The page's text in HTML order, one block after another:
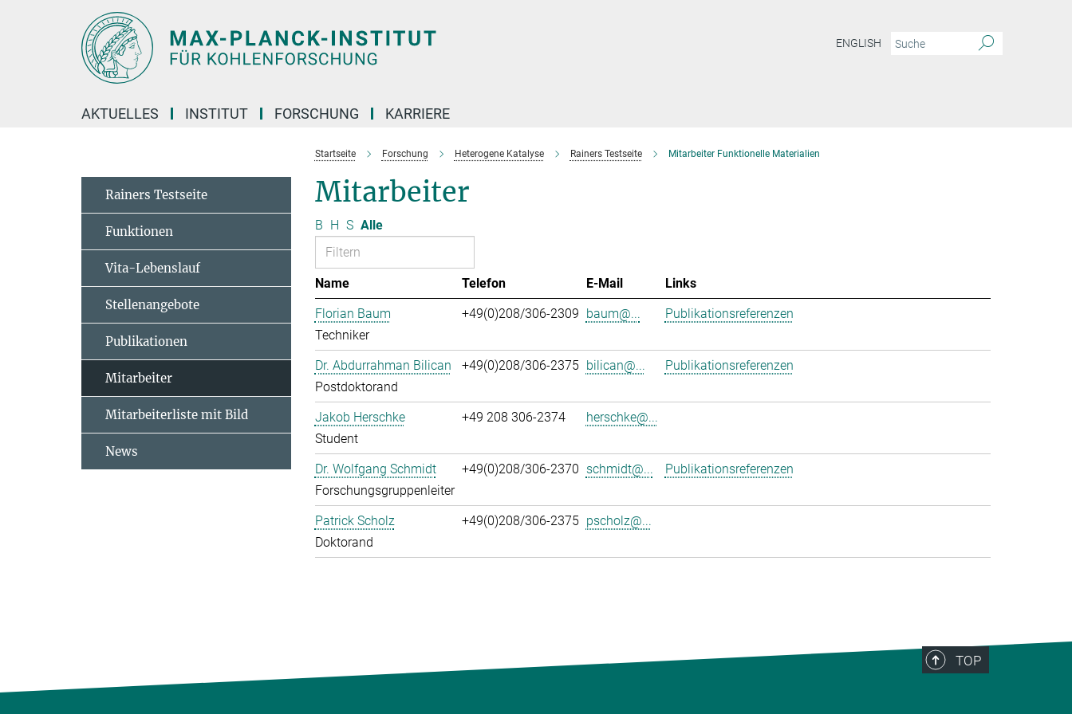
ENGLISH
AKTUELLES INSTITUT FORSCHUNG KARRIERE
Startseite Forschung Heterogene Katalyse Rainers Testseite Mitarbeiter Funktionelle Materialien
Mitarbeiter
B H S Alle
Name Telefon E-Mail
Links
Florian Baum
Techniker
+49(0)208/306-2309 baum@... Publikationsreferenzen
Dr. Abdurrahman Bilican
Postdoktorand
+49(0)208/306-2375 bilican@... Publikationsreferenzen
Jakob Herschke
Student
+49 208 306-2374 herschke@...
Dr. Wolfgang Schmidt
Forschungsgruppenleiter
+49(0)208/306-2370 schmidt@... Publikationsreferenzen
Patrick Scholz
Doktorand
+49(0)208/306-2375 pscholz@...
Rainers Testseite
Funktionen
Vita-Lebenslauf
Stellenangebote
Publikationen
Mitarbeiter
Mitarbeiterliste mit Bild
News
TOP